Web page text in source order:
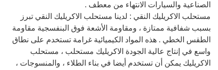
الصناعية والسيارات الانتهاء من معطف .
مستحلب الاكريليك النقي : لدينا مستحلب الاكريليك النقي تبرز
بسبب شفافية ممتازة ، ومقاومة الأشعة فوق البنفسجية مقاومة
الطقس الخطي . هذه المواد الكيميائية غرامة تستخدم على نطاق
واسع في إنتاج عالية الجودة الاكريليك مستحلب ، مستحلب
الاكريليك يمكن أن تستخدم أيضا في بناء الطلاء ، والمنسوجات ،